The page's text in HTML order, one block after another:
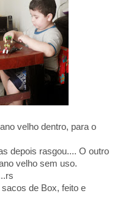
velho dentro, para o
depois rasgou.... O outro
velho sem uso.
de Box, feito e